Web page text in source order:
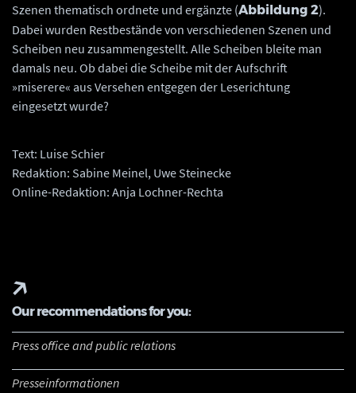
Szenen thematisch ordnete und ergänzte (Abbildung 2).
Dabei wurden Restbestände von verschiedenen Szenen und
Scheiben neu zusammengestellt. Alle Scheiben bleite man
damals neu. Ob dabei die Scheibe mit der Aufschrift
»miserere« aus Versehen entgegen der Leserichtung
eingesetzt wurde?
Text: Luise Schier
Redaktion: Sabine Meinel, Uwe Steinecke
Online-Redaktion: Anja Lochner-Rechta
Our recommendations for you:
Press office and public relations
Presseinformationen